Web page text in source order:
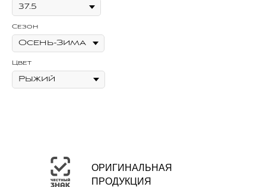
Сезон
Цвет
ОРИГИНАЛЬНАЯ
ПРОДУКЦИЯ